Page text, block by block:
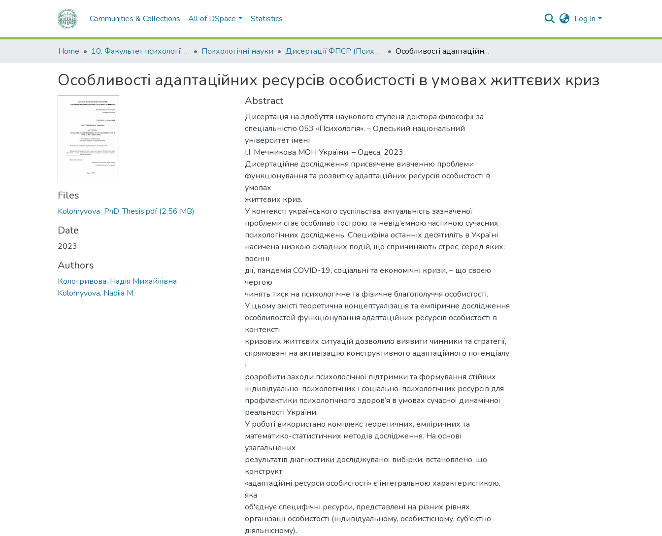
Communities & Collections All of DSpace Statistics Log In
Home 10. Факультет психології та соціальної роботи Психологічні науки Дисертації ФПСР (Психологічні науки) Особливості адаптаційних ресурсів особистості в умовах життєвих криз
Особливості адаптаційних ресурсів особистості в умовах життєвих криз
Files
Kolohryvova_PhD_Thesis.pdf(2.56 MB)
Date
2023
Authors
Кологривова, Надія Михайлівна
Kolohryvova, Nadiia M.
Abstract
Дисертація на здобуття наукового ступеня доктора філософії за
спеціальністю 053 «Психологія». – Одеський національний
університет імені
І.І. Мечникова МОН України. – Одеса, 2023.
Дисертаційне дослідження присвячене вивченню проблеми
функціонування та розвитку адаптаційних ресурсів особистості в
умовах
життєвих криз.
У контексті українського суспільства, актуальність зазначеної
проблеми стає особливо гострою та невід’ємною частиною сучасних
психологічних досліджень. Специфіка останніх десятиліть в Україні
насичена низкою складних подій, що спричиняють стрес, серед яких:
воєнні
дії, пандемія COVID-19, соціальні та економічні кризи, – що своєю
чергою
чинять тиск на психологічне та фізичне благополуччя особистості.
У цьому змісті теоретична концептуалізація та емпіричне дослідження
особливостей функціонування адаптаційних ресурсів особистості в
контексті
кризових життєвих ситуацій дозволило виявити чинники та стратегії,
спрямовані на активізацію конструктивного адаптаційного потенціалу
і
розробити заходи психологічної підтримки та формування стійких
індивідуально-психологічних і соціально-психологічних ресурсів для
профілактики психологічного здоров’я в умовах сучасної динамічної
реальності України.
У роботі використано комплекс теоретичних, емпіричних та
математико-статистичних методів дослідження. На основі
узагальнених
результатів діагностики досліджуваної вибірки, встановлено, що
конструкт
«адаптаційні ресурси особистості» є інтегральною характеристикою,
яка
об'єднує специфічні ресурси, представлені на різних рівнях
організації особистості (індивідуальному, особистісному, суб'єктно-
діяльнісному).